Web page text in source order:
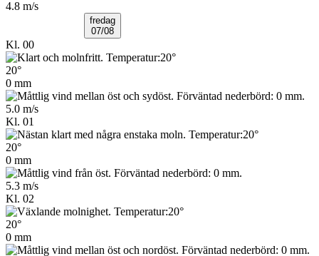
4.8 m/s
fredag
07/08
Kl. 00
20°
0 mm
5.0 m/s
Kl. 01
20°
0 mm
5.3 m/s
Kl. 02
20°
0 mm